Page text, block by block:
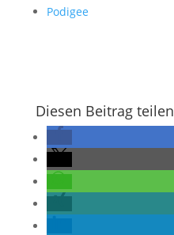
Podigee
Diesen Beitrag teilen